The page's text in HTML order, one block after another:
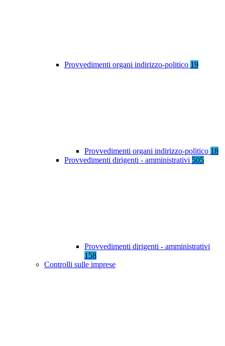
Provvedimenti organi indirizzo-politico 19
Provvedimenti organi indirizzo-politico 18
Provvedimenti dirigenti - amministrativi 505
Provvedimenti dirigenti - amministrativi
158
Controlli sulle imprese